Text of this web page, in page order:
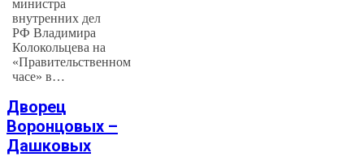
министра
внутренних дел
РФ Владимира
Колокольцева на
«Правительственном
часе» в…
Дворец
Воронцовых –
Дашковых